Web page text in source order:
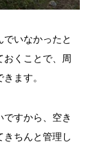
いなかったと
おくことで、周
ます。
すから、空き
きちんと管理し